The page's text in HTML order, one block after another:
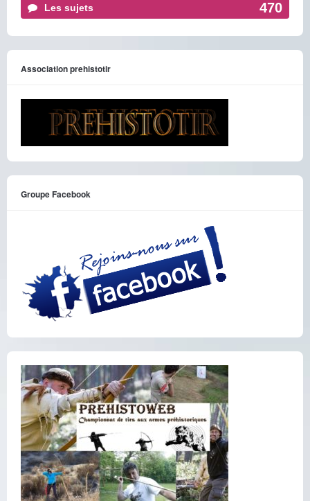
Les sujets 470
Association prehistotir
Groupe Facebook